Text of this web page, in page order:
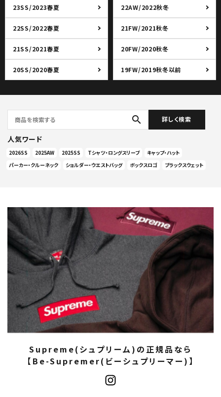
23SS/2023春夏 22AW/2022秋冬
22SS/2022春夏 21FW/2021秋冬
21SS/2021春夏 20FW/2020秋冬
20SS/2020春夏 19FW/2019秋冬以前
search 詳しく検索
人気ワード
2026SS 2025AW 2025SS Tシャツ・ロングスリーブ
キャップ・ハット
パーカー・クルーネック
ショルダー・ウエストバッグ ボックスロゴ ブラックスウェット
Supreme(シュプリーム)の正規品なら
【Be-Supremer(ビーシュプリーマー)】